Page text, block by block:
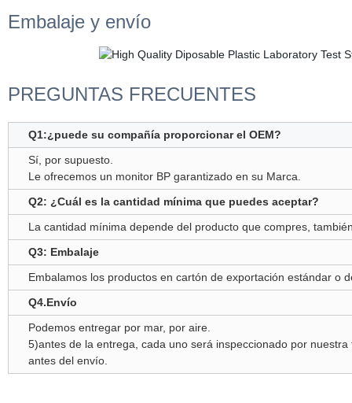
Embalaje y envío
PREGUNTAS FRECUENTES
Q1:¿puede su compañía proporcionar el OEM?
Sí, por supuesto.
Le ofrecemos un monitor BP garantizado en su Marca.
Q2: ¿Cuál es la cantidad mínima que puedes aceptar?
La cantidad mínima depende del producto que compres,
Q3: Embalaje
Embalamos los productos en cartón de exportación estándar o
Q4.Envío
Podemos entregar por mar, por aire.
5)antes de la entrega, cada uno será inspeccionado por
antes del envío.